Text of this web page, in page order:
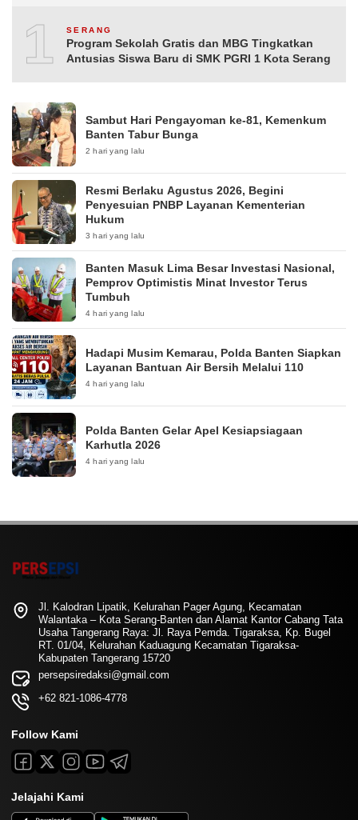
10SERANG
Program Sekolah Gratis dan MBG Tingkatkan
Antusias Siswa Baru di SMK PGRI 1 Kota Serang
Sambut Hari Pengayoman ke-81, Kemenkum
Banten Tabur Bunga
2 hari yang lalu
Resmi Berlaku Agustus 2026, Begini
Penyesuian PNBP Layanan Kementerian
Hukum
3 hari yang lalu
Banten Masuk Lima Besar Investasi Nasional,
Pemprov Optimistis Minat Investor Terus
Tumbuh
4 hari yang lalu
Hadapi Musim Kemarau, Polda Banten Siapkan
Layanan Bantuan Air Bersih Melalui 110
4 hari yang lalu
Polda Banten Gelar Apel Kesiapsiagaan
Karhutla 2026
4 hari yang lalu
Jl. Kalodran Lipatik, Kelurahan Pager Agung, Kecamatan
Walantaka – Kota Serang-Banten dan Alamat Kantor Cabang Tata
Usaha Tangerang Raya: Jl. Raya Pemda. Tigaraksa, Kp. Bugel
RT. 01/04, Kelurahan Kaduagung Kecamatan Tigaraksa-
Kabupaten Tangerang 15720
persepsiredaksi@gmail.com
+62 821-1086-4778
Follow Kami
Jelajahi Kami